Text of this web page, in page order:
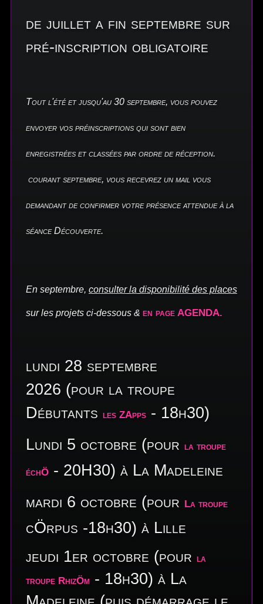
de juillet a fin septembre sur
pré-inscription obligatoire
Tout l'été et jusqu'au 30 septembre, vous pouvez
envoyer vos préinscriptions qui sont bien
enregistrées et classées par ordre de réception.
courant septembre, vous recevrez un mail vous
demandant de confirmer votre présence attendue à la
séance Découverte.
En septembre, consulter la disponibilité des places
sur les projets ci-dessous & en page AGENDA.
lundi 28 septembre
2026 (pour la troupe
Débutants les ZApps - 18h30)
Lundi 5 octobre (pour la troupe
échÖ - 20H30) à La Madeleine
mardi 6 octobre (pour La troupe
cÖrpus -18h30) à Lille
jeudi 1er octobre (pour la
troupe RhizÖm - 18h30) à La